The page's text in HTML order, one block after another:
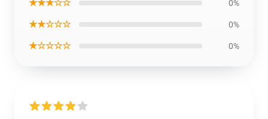
★★★☆☆ 0%
★★☆☆☆ 0%
★☆☆☆☆ 0%